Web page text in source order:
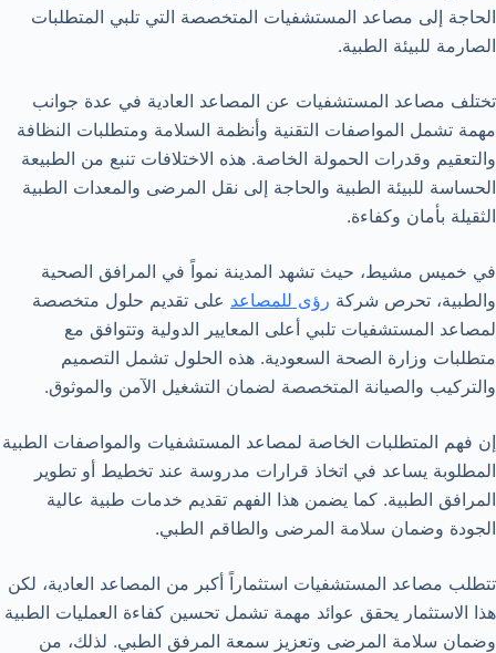
الحاجة إلى مصاعد المستشفيات المتخصصة التي تلبي المتطلبات
الصارمة للبيئة الطبية.
تختلف مصاعد المستشفيات عن المصاعد العادية في عدة جوانب
مهمة تشمل المواصفات التقنية وأنظمة السلامة ومتطلبات النظافة
والتعقيم وقدرات الحمولة الخاصة. هذه الاختلافات تنبع من الطبيعة
الحساسة للبيئة الطبية والحاجة إلى نقل المرضى والمعدات الطبية
الثقيلة بأمان وكفاءة.
في خميس مشيط، حيث تشهد المدينة نمواً في المرافق الصحية
والطبية، تحرص شركة رؤى للمصاعد على تقديم حلول متخصصة
لمصاعد المستشفيات تلبي أعلى المعايير الدولية وتتوافق مع
متطلبات وزارة الصحة السعودية. هذه الحلول تشمل التصميم
والتركيب والصيانة المتخصصة لضمان التشغيل الآمن والموثوق.
إن فهم المتطلبات الخاصة لمصاعد المستشفيات والمواصفات الطبية
المطلوبة يساعد في اتخاذ قرارات مدروسة عند تخطيط أو تطوير
المرافق الطبية. كما يضمن هذا الفهم تقديم خدمات طبية عالية
الجودة وضمان سلامة المرضى والطاقم الطبي.
تتطلب مصاعد المستشفيات استثماراً أكبر من المصاعد العادية، لكن
هذا الاستثمار يحقق عوائد مهمة تشمل تحسين كفاءة العمليات الطبية
وضمان سلامة المرضى وتعزيز سمعة المرفق الطبي. لذلك، من